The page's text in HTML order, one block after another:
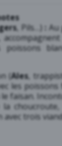
, Pils…)
Au
poissons
(Ales,
les
faisan.
la
trois